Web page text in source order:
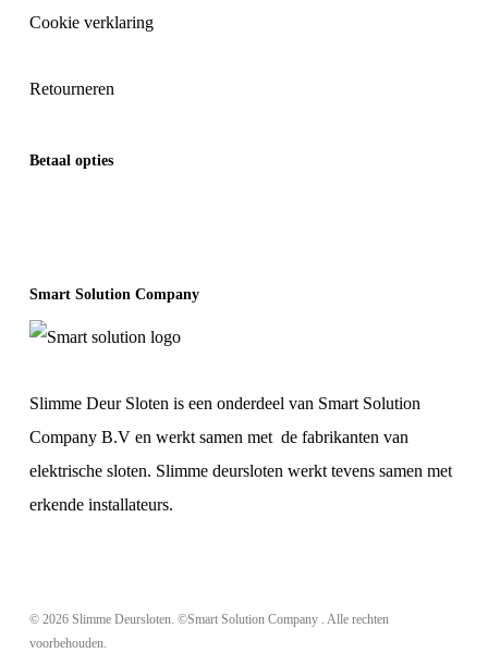
Cookie verklaring
Retourneren
Betaal opties
Smart Solution Company
Slimme Deur Sloten is een onderdeel van Smart Solution
Company B.V en werkt samen met de fabrikanten van
elektrische sloten. Slimme deursloten werkt tevens samen met
erkende installateurs.
© 2026 Slimme Deursloten. ©Smart Solution Company . Alle rechten
voorbehouden.